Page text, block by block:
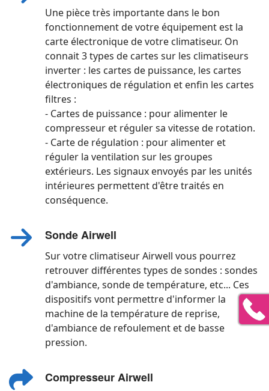
Une pièce très importante dans le bon
fonctionnement de votre équipement est la
carte électronique de votre climatiseur. On
connait 3 types de cartes sur les climatiseurs
inverter : les cartes de puissance, les cartes
électroniques de régulation et enfin les cartes
filtres :
- Cartes de puissance : pour alimenter le
compresseur et réguler sa vitesse de rotation.
- Carte de régulation : pour alimenter et
réguler la ventilation sur les groupes
extérieurs. Les signaux envoyés par les unités
intérieures permettent d'être traités en
conséquence.
Sonde Airwell
Sur votre climatiseur Airwell vous pourrez
retrouver différentes types de sondes : sondes
d'ambiance, sonde de température, etc... Ces
dispositifs vont permettre d'informer la
machine de la température de reprise,
d'ambiance de refoulement et de basse
pression.
Compresseur Airwell